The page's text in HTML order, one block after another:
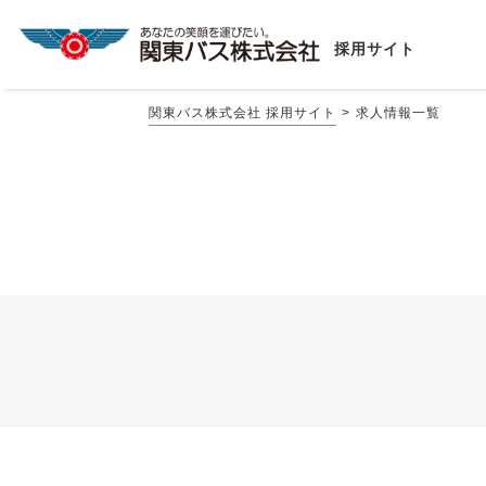
採用サイト
関東バス株式会社 採用サイト 求人情報一覧